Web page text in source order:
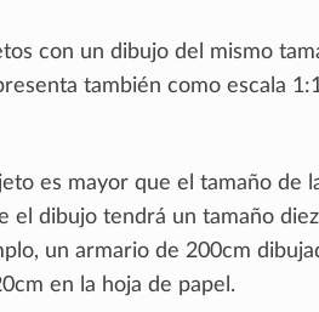
con un dibujo del mismo
también como escala
es mayor que el tamaño de
el dibujo tendrá un tamaño
un armario de 200cm
en la hoja de papel.